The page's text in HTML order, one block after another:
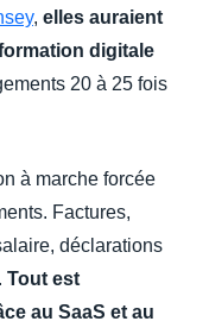
, elles auraient
digitale
20 à 25 fois
à marche forcée
Factures,
déclarations
Tout est
au SaaS et au